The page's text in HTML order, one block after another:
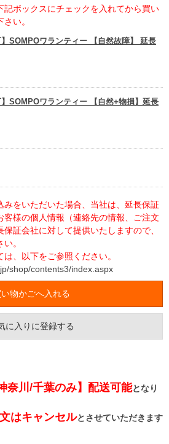
記ボックスにチェックを入れてから買い
い。
】SOMPOワランティー 【自然故障】 延長
】SOMPOワランティー 【自然+物損】延長
みをいただいた場合、当社は、延長保証
客様の個人情報（連絡先の情報、ご注文
証会社に対して提供いたしますので、
。
、以下をご参照ください。
shop/contents3/index.aspx
に入りに登録する
奈川/千葉のみ】配送可能となり
はキャンセルとさせていただきます